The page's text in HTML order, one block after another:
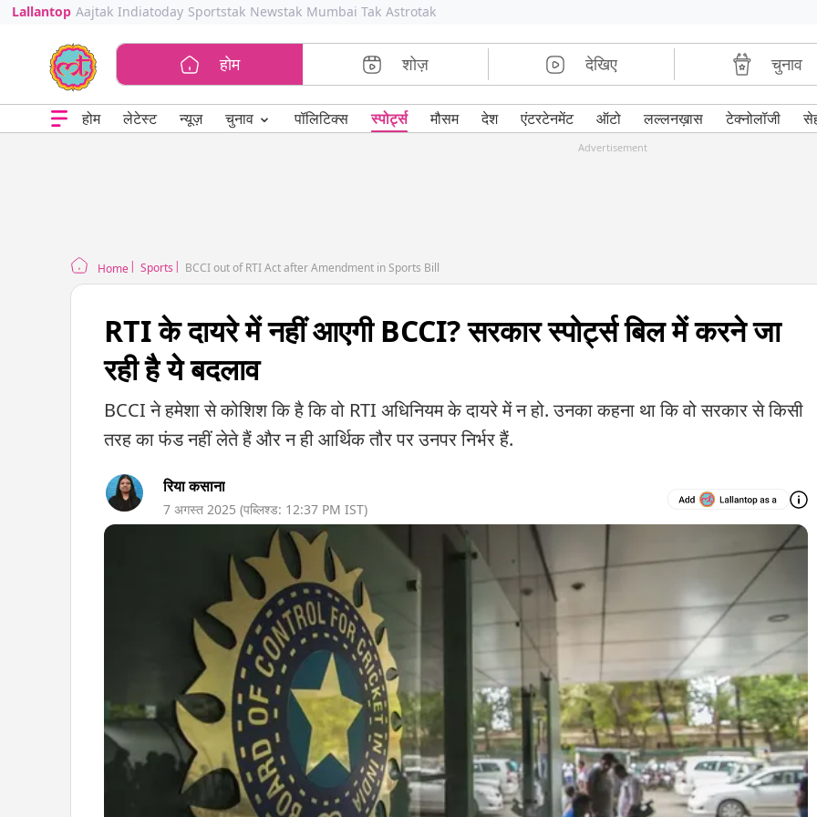
Lallantop Aajtak Indiatoday Sportstak Newstak Mumbai Tak Astrotak
होम शोज़ देखिए चुनाव
होम लेटेस्ट न्यूज़ चुनाव ⌄ पॉलिटिक्स स्पोर्ट्स मौसम देश एंटरटेनमेंट ऑटो लल्लनख़ास टेक्नोलॉजी
Advertisement
Home Sports BCCI out of RTI Act after Amendment in Sports Bill
RTI के दायरे में नहीं आएगी BCCI? सरकार स्पोर्ट्स बिल में करने जा
रही है ये बदलाव
BCCI ने हमेशा से कोशिश कि है कि वो RTI अधिनियम के दायरे में न हो. उनका कहना था कि वो सरकार से किसी
तरह का फंड नहीं लेते हैं और न ही आर्थिक तौर पर उनपर निर्भर हैं.
रिया कसाना
7 अगस्त 2025 (पब्लिश्ड: 12:37 PM IST)